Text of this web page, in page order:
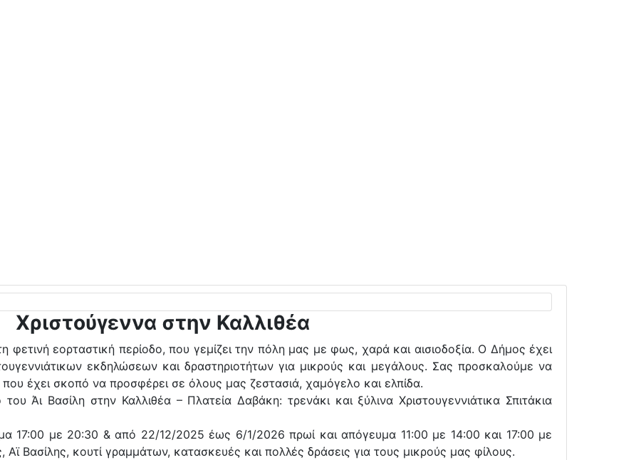
Χριστούγεννα στην Καλλιθέα
φετινή εορταστική περίοδο, που γεμίζει την πόλη μας με φως, χαρά και αισιοδοξία. Ο Δήμος έχει
εκδηλώσεων και δραστηριοτήτων για μικρούς και μεγάλους. Σας προσκαλούμε να
έχει σκοπό να προσφέρει σε όλους μας ζεστασιά, χαμόγελο και ελπίδα.
Άι Βασίλη στην Καλλιθέα – Πλατεία Δαβάκη: τρενάκι και ξύλινα Χριστουγεννιάτικα Σπιτάκια
17:00 με 20:30 & από 22/12/2025 έως 6/1/2026 πρωί και απόγευμα 11:00 με 14:00 και 17:00 με
Βασίλης, κουτί γραμμάτων, κατασκευές και πολλές δράσεις για τους μικρούς μας φίλους.